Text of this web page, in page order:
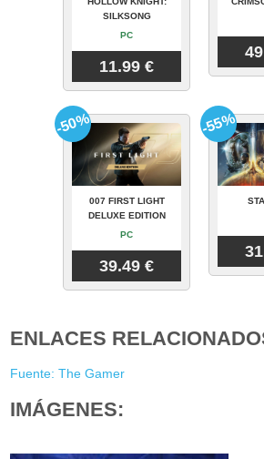
SILKSONG
PC
11.99 €
007 FIRST LIGHT
DELUXE EDITION
PC
39.49 €
-50% -55%
ENLACES
Fuente: The Gamer
IMÁGENES: